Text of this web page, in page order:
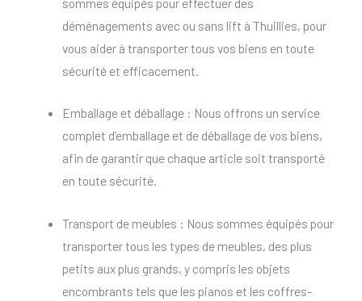
déménagements avec ou sans lift à Thuillies, pour
vous aider à transporter tous vos biens en toute
sécurité et efficacement.
Emballage et déballage : Nous offrons un service
complet d’emballage et de déballage de vos biens,
afin de garantir que chaque article soit transporté
en toute sécurité.
Transport de meubles : Nous sommes équipés pour
transporter tous les types de meubles, des plus
petits aux plus grands, y compris les objets
encombrants tels que les pianos et les coffres-